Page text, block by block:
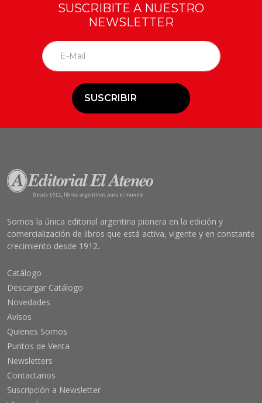
SUSCRIBITE A NUESTRO
NEWSLETTER
SUSCRIBIR
Somos la única editorial argentina pionera en la edición y
comercialización de libros que está activa, vigente y en constante
crecimiento desde 1912.
Catálogo
Descargar Catálogo
Novedades
Avisos
Quienes Somos
Puntos de Venta
Newsletters
Contactanos
Suscripción a Newsletter